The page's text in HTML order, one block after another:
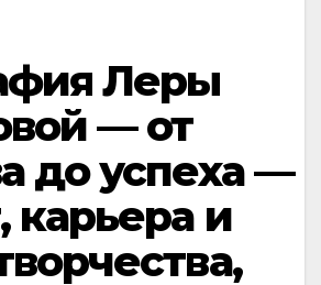
Леры
— от
до успеха —
карьера и